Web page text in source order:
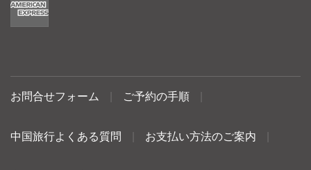
お問合せフォーム ご予約の手順
中国旅行よくある質問 お支払い方法のご案内